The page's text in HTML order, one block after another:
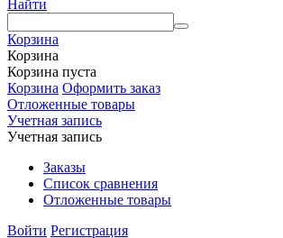
Найти
Корзина
Корзина
Корзина пуста
Корзина Оформить заказ
Отложенные товары
Учетная запись
Учетная запись
Заказы
Список сравнения
Отложенные товары
Войти Регистрация